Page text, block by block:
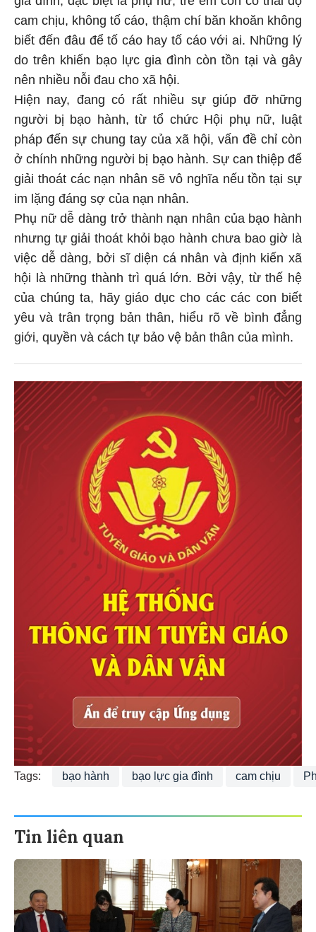
cam chịu, không tố cáo, thậm chí băn khoăn không
biết đến đâu để tố cáo hay tố cáo với ai. Những lý
do trên khiến bạo lực gia đình còn tồn tại và gây
nên nhiều nỗi đau cho xã hội.
Hiện nay, đang có rất nhiều sự giúp đỡ những
người bị bạo hành, từ tổ chức Hội phụ nữ, luật
pháp đến sự chung tay của xã hội, vấn đề chỉ còn
ở chính những người bị bạo hành. Sự can thiệp để
giải thoát các nạn nhân sẽ vô nghĩa nếu tồn tại sự
im lặng đáng sợ của nạn nhân.
Phụ nữ dễ dàng trở thành nạn nhân của bạo hành
nhưng tự giải thoát khỏi bạo hành chưa bao giờ là
việc dễ dàng, bởi sĩ diện cá nhân và định kiến xã
hội là những thành trì quá lớn. Bởi vậy, từ thế hệ
của chúng ta, hãy giáo dục cho các các con biết
yêu và trân trọng bản thân, hiểu rõ về bình đẳng
giới, quyền và cách tự bảo vệ bản thân của mình.
Tags: bạo hành bạo lực gia đình cam chịu
Tin liên quan